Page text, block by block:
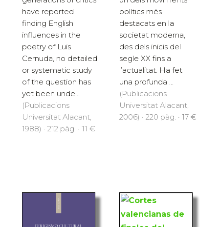
have reported
finding English
influences in the
poetry of Luis
Cernuda, no detailed
or systematic study
of the question has
yet been unde...
(Publicacions
Universitat Alacant,
1988) · 212 pàg. · 11 €
polítics més
destacats en la
societat moderna,
des dels inicis del
segle XX fins a
l’actualitat. Ha fet
una profunda ...
(Publicacions
Universitat Alacant,
2006) · 220 pàg. · 17 €